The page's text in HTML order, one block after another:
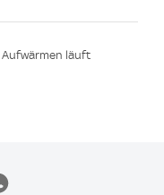
Aufwärmen läuft